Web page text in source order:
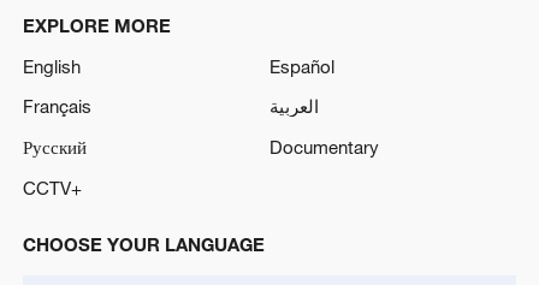
EXPLORE MORE
English
Español
Français
العربية
Русский
Documentary
CCTV+
CHOOSE YOUR LANGUAGE